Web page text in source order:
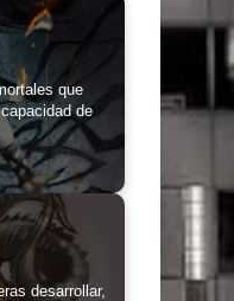
que
de
desarrollar,